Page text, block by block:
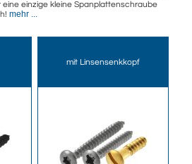
einzige kleine Spanplattenschraube
mehr ...
mit Linsensenkkopf